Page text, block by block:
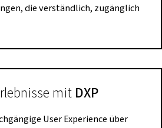
die verständlich, zugänglich
mit DXP
User Experience über